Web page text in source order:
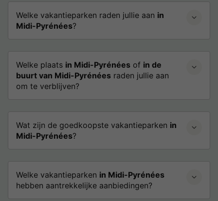
Welke vakantieparken raden jullie aan in
Midi-Pyrénées?
Welke plaats in Midi-Pyrénées of in de
buurt van Midi-Pyrénées raden jullie aan
om te verblijven?
Wat zijn de goedkoopste vakantieparken in
Midi-Pyrénées?
Welke vakantieparken in Midi-Pyrénées
hebben aantrekkelijke aanbiedingen?